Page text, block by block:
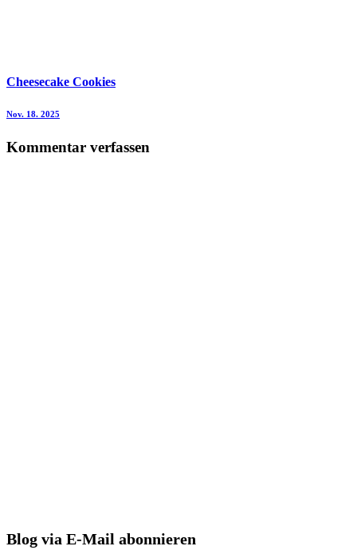
Cheesecake Cookies
Nov. 18. 2025
Kommentar verfassen
Blog via E-Mail abonnieren